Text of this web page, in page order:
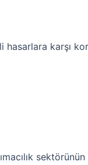
hasarlara karşı